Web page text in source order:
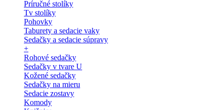
Príručné stolíky
Tv stolíky
Pohovky
Taburety a sedacie vaky
Sedačky a sedacie súpravy
+
Rohové sedačky
Sedačky v tvare U
Kožené sedačky
Sedačky na mieru
Sedacie zostavy
Komody